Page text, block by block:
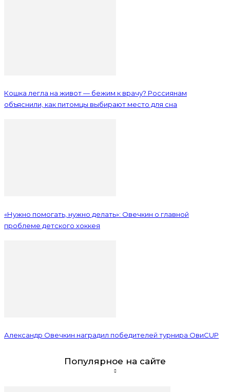
Кошка легла на живот — бежим к врачу? Россиянам
объяснили, как питомцы выбирают место для сна
«Нужно помогать, нужно делать»: Овечкин о главной
проблеме детского хоккея
Александр Овечкин наградил победителей турнира ОвиCUP
Популярное на сайте